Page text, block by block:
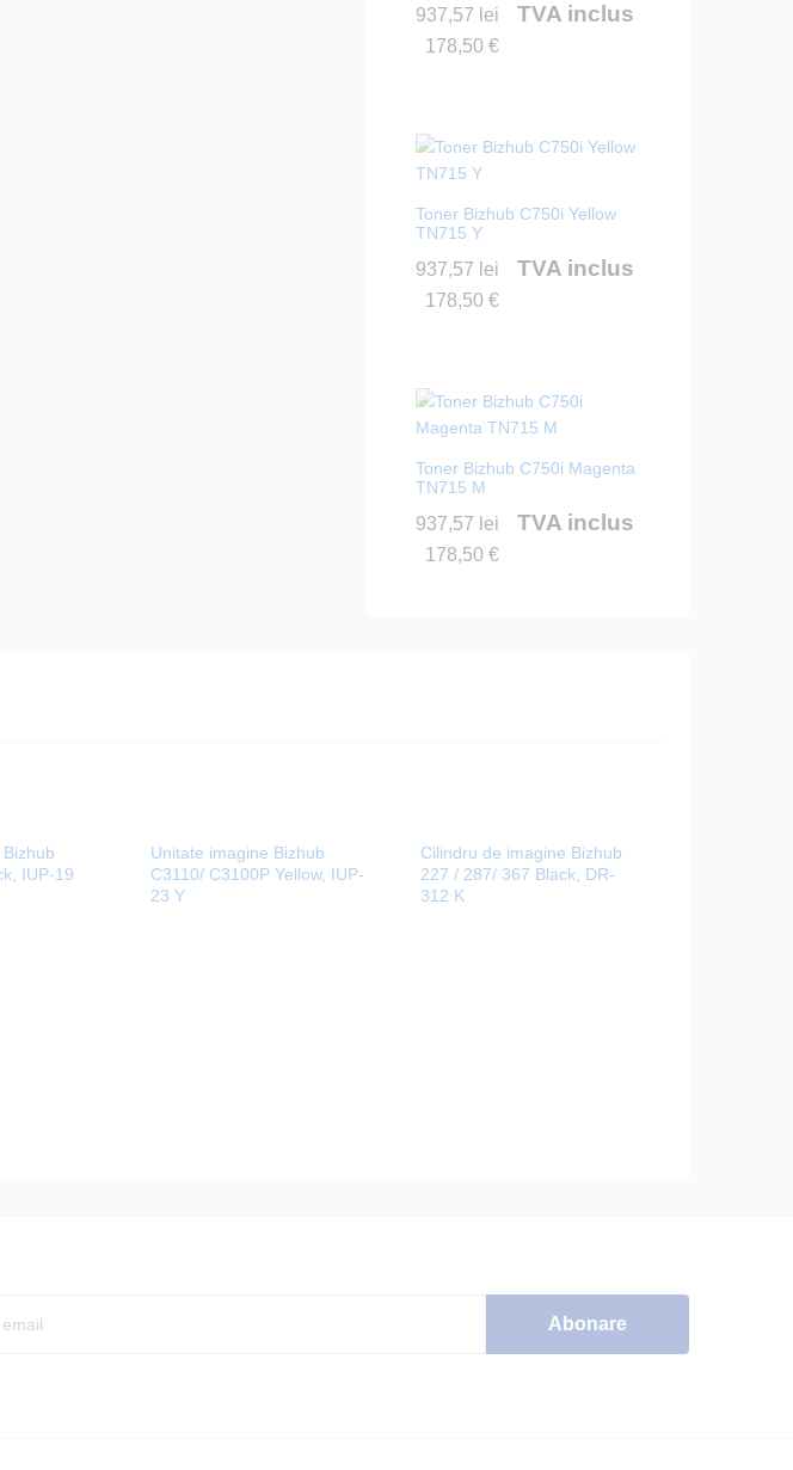
937,57 lei TVA inclus
178,50 €
Toner Bizhub C750i Yellow
TN715 Y
937,57 lei TVA inclus
178,50 €
Toner Bizhub C750i Magenta
TN715 M
937,57 lei TVA inclus
178,50 €
IUP-19
Unitate imagine Bizhub
C3110/ C3100P Yellow, IUP-
23 Y
Cilindru de imagine Bizhub
227 / 287/ 367 Black, DR-
312 K